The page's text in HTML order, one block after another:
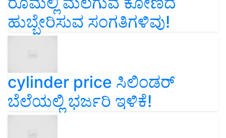
ಹುಬ್ಬೇರಿಸುವ ಸಂಗತಿಗಳಿವು!
cylinder price ಸಿಲಿಂಡರ್‌
ಬೆಲೆಯಲ್ಲಿ ಭರ್ಜರಿ ಇಳಿಕೆ!